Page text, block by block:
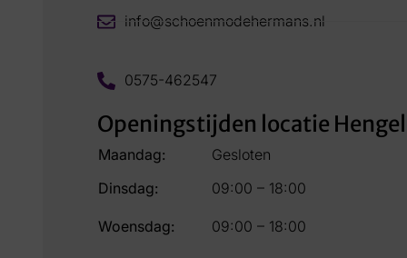
info@schoenmodehermans.nl
0575-462547
Openingstijden locatie
Maandag:
Gesloten
Dinsdag:
09:00 – 18:00
Woensdag: 09:00 – 18:00